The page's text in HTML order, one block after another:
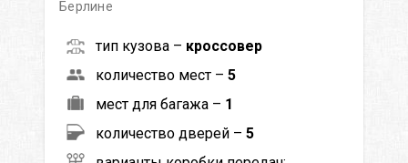
Берлине
тип кузова – кроссовер
количество мест – 5
мест для багажа – 1
количество дверей – 5